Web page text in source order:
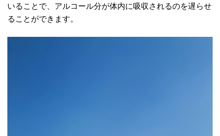
いることで、アルコール分が体内に吸収されるのを遅らせ
ることができます。